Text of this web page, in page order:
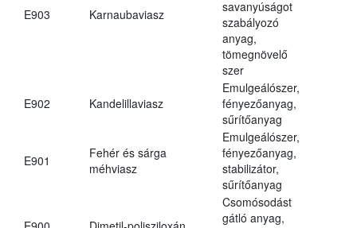
E903 Karnaubaviasz
savanyúságot
szabályozó
anyag,
tömegnövelő
szer
E902 Kandelillaviasz
Emulgeálószer,
fényezőanyag,
sűrítőanyag
E901
Fehér és sárga
méhviasz
Emulgeálószer,
fényezőanyag,
stabilizátor,
sűrítőanyag
Csomósodást
gátló anyag,